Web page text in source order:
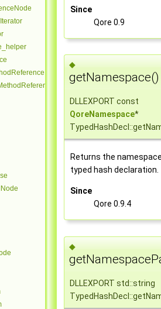
Since
Qore 0.9
◆
getNamespace()
DLLEXPORT const
QoreNamespace*
Returns the
typed hash declaration.
Since
Qore 0.9.4
◆
DLLEXPORT std::string